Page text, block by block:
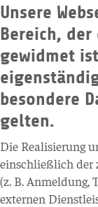
Unsere
Bereich, der
gewidmet
besondere
gelten.
Die Realisierung
einschließlich der
(z. B. Anmeldung,
externen